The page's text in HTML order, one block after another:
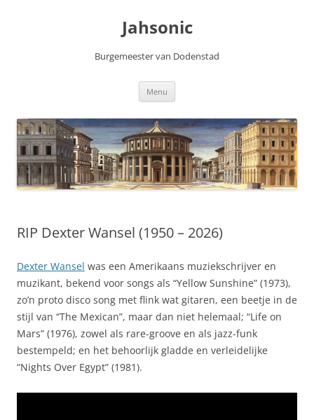
Jahsonic
Burgemeester van Dodenstad
Menu
RIP Dexter Wansel (1950 – 2026)
Dexter Wansel was een Amerikaans muziekschrijver en
muzikant, bekend voor songs als “Yellow Sunshine” (1973),
zo’n proto disco song met flink wat gitaren, een beetje in de
stijl van “The Mexican”, maar dan niet helemaal; “Life on
Mars” (1976), zowel als rare-groove en als jazz-funk
bestempeld; en het behoorlijk gladde en verleidelijke
“Nights Over Egypt” (1981).